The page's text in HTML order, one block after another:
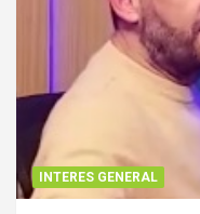
INTERES GENERAL